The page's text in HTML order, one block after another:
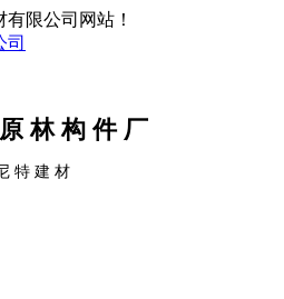
限公司网站！
林 构 件 厂
特 建 材